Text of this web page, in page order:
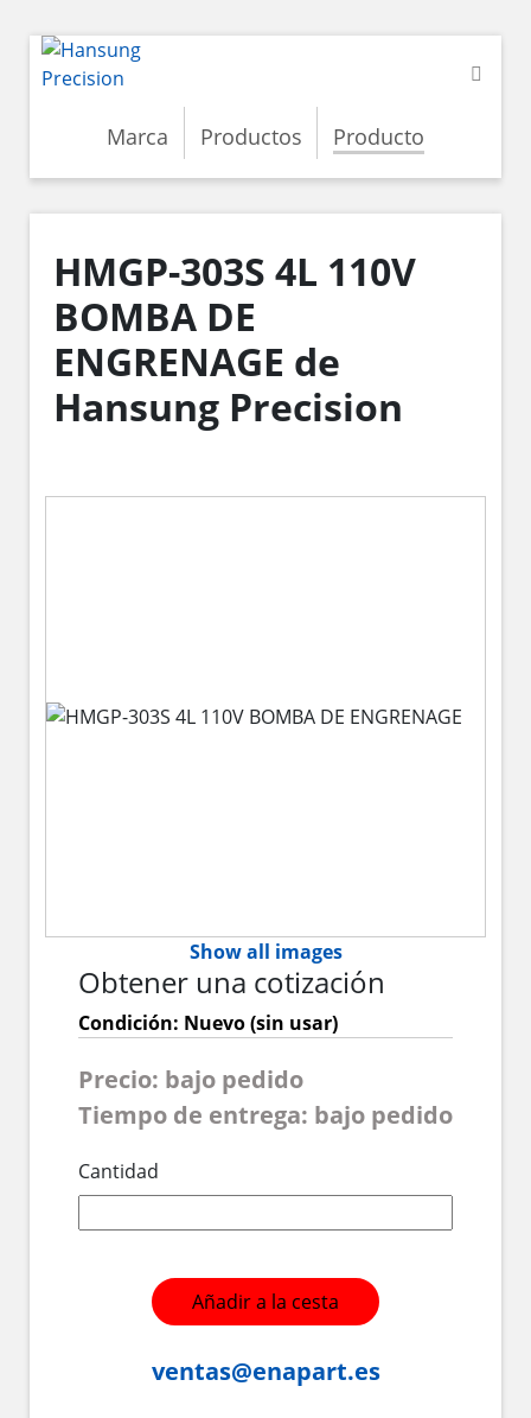
Marca Productos Producto
HMGP-303S 4L 110V
BOMBA DE
ENGRENAGE de
Hansung Precision
Show all images
Obtener una cotización
Condición: Nuevo (sin usar)
Precio: bajo pedido
Tiempo de entrega: bajo pedido
Cantidad
Añadir a la cesta
ventas@enapart.es